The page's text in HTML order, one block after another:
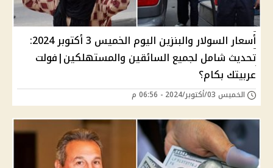
أسعار السولار والبنزين اليوم الخميس 3 أكتوبر 2024:
تحديث شامل لجميع السائقين والمستهلكين|فولت
عربيتك بكام؟
الخميس 03/أكتوبر/2024 - 06:56 م